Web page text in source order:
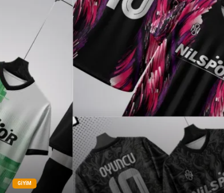
Bakım
Markalar
Periyodik Kontrol Spor Malzemeleri
İthalat İhracat Kiralama Servisleri
Alüminyum Restaurant
GIYIM